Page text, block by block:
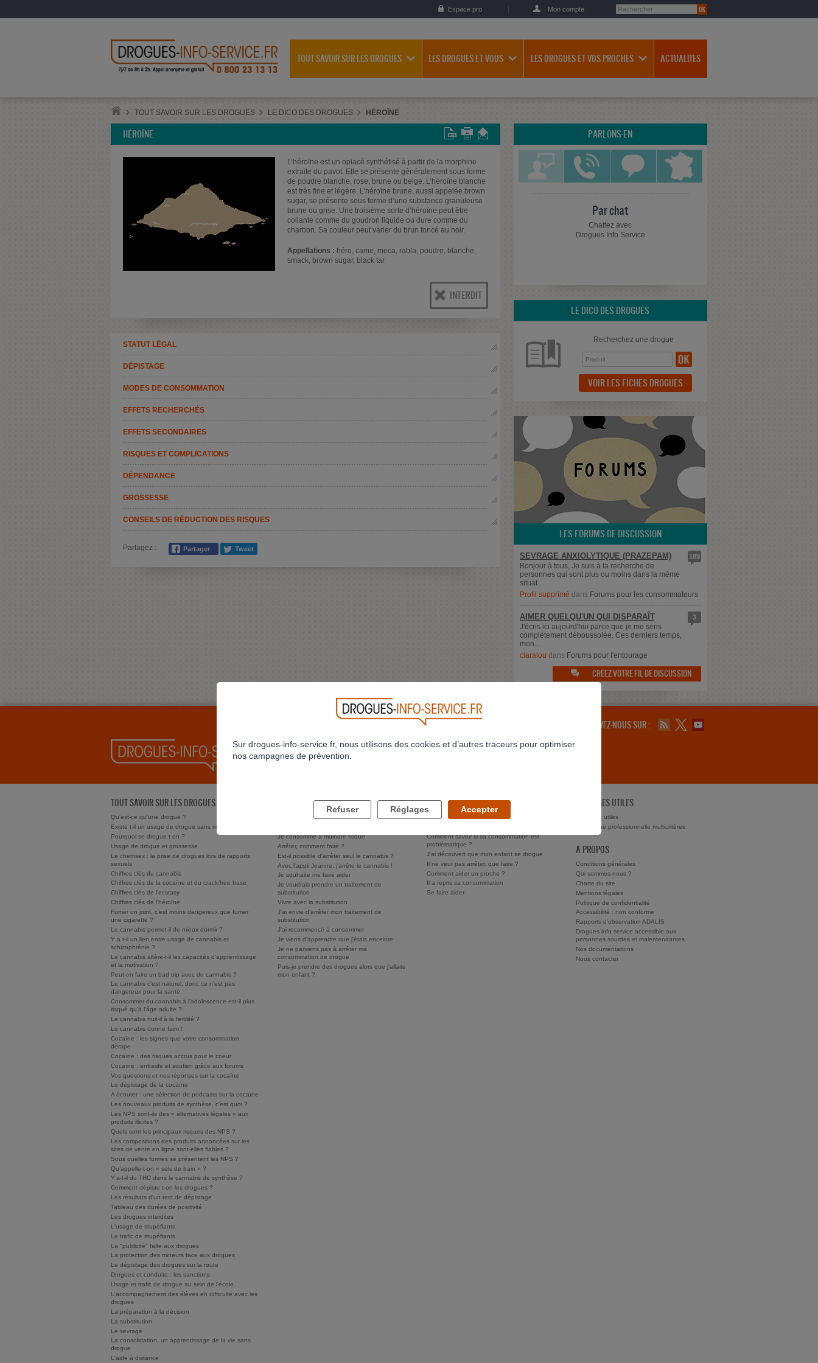
Espace pro Mon compte
TOUT SAVOIR SUR LES DROGUES LES DROGUES ET VOUS LES DROGUES ET VOS PROCHES ACTUALITES
TOUT SAVOIR SUR LES DROGUES LE DICO DES DROGUES HÉROÏNE
HÉROÏNE
L’héroïne est un opiacé synthétisé à partir de la morphine
extraite du pavot. Elle se présente généralement sous forme
de poudre blanche, rose, brune ou beige. L’héroïne blanche
est très fine et légère. L’héroïne brune, aussi appelée brown
sugar, se présente sous forme d’une substance granuleuse
brune ou grise. Une troisième sorte d’héroïne peut être
collante comme du goudron liquide ou dure comme du
charbon. Sa couleur peut varier du brun foncé au noir.
Appellations : héro, came, meca, rabla, poudre, blanche,
smack, brown sugar, black tar
INTERDIT
STATUT LÉGAL
DÉPISTAGE
MODES DE CONSOMMATION
EFFETS RECHERCHÉS
EFFETS SECONDAIRES
RISQUES ET COMPLICATIONS
DÉPENDANCE
GROSSESSE
CONSEILS DE RÉDUCTION DES RISQUES
Partagez :
PARLONS-EN
Par chat
Chattez avec
Drogues Info Service
LE DICO DES DROGUES
Recherchez une drogue
VOIR LES FICHES DROGUES
LES FORUMS DE DISCUSSION
189
SEVRAGE ANXIOLYTIQUE (PRAZEPAM)
Bonjour à tous, Je suis à la recherche de
personnes qui sont plus ou moins dans la même
situat...
Profil supprimé dans Forums pour les consommateurs
3
AIMER QUELQU'UN QUI DISPARAÎT
J'écris ici aujourd'hui parce que je me sens
complètement déboussolée. Ces derniers temps,
mon...
claralou dans Forums pour l'entourage
 CRÉEZ VOTRE FIL DE DISCUSSION
SUIVEZ-NOUS SUR :
TOUT SAVOIR SUR LES DROGUES
Qu'est-ce qu'une drogue ?
Existe t-il un usage de drogue sans risque ?
Pourquoi se drogue t-on ?
Usage de drogue et grossesse
Le chemsex : la prise de drogues lors de rapports
sexuels
Chiffres clés du cannabis
Chiffres clés de la cocaïne et du crack/free base
Chiffres clés de l'ecstasy
Chiffres clés de l'héroïne
Fumer un joint, c’est moins dangereux que fumer
une cigarette ?
Le cannabis permet-il de mieux dormir ?
Y a t-il un lien entre usage de cannabis et
schizophrénie ?
Le cannabis altère-t-il les capacités d'apprentissage
et la motivation ?
Peut-on faire un bad trip avec du cannabis ?
Le cannabis c'est naturel, donc ce n'est pas
dangereux pour la santé
Consommer du cannabis à l’adolescence est-il plus
risqué qu’à l’âge adulte ?
Le cannabis nuit-il à la fertilité ?
Le cannabis donne faim !
Cocaïne : les signes que votre consommation
dérape
Cocaïne : des risques accrus pour le coeur
Cocaïne : entraide et soutien grâce aux forums
Vos questions et nos réponses sur la cocaïne
Le dépistage de la cocaïne
A écouter : une sélection de podcasts sur la cocaïne
Les nouveaux produits de synthèse, c’est quoi ?
Les NPS sont-ils des « alternatives légales » aux
produits illicites ?
Quels sont les principaux risques des NPS ?
Les compositions des produits annoncées sur les
sites de vente en ligne sont-elles fiables ?
Sous quelles formes se présentent les NPS ?
Qu’appelle-t-on « sels de bain » ?
Y’a-t-il du THC dans le cannabis de synthèse ?
Comment dépiste t-on les drogues ?
Les résultats d'un test de dépistage
Tableau des durées de positivité
Les drogues interdites
L'usage de stupéfiants
Le trafic de stupéfiants
La "publicité" faite aux drogues
La protection des mineurs face aux drogues
Le dépistage des drogues sur la route
Drogues et conduite : les sanctions
Usage et trafic de drogue au sein de l'école
L'accompagnement des élèves en difficulté avec les
drogues
La préparation à la décision
La substitution
Le sevrage
La consolidation, un apprentissage de la vie sans
drogue
L'aide à distance
LES DROGUES ET VOUS
Comment savoir si j'ai un problème ?
Je consomme à moindre risque
Arrêter, comment faire ?
Est-il possible d'arrêter seul le cannabis ?
Avec l'appli Jeanne, j'arrête le cannabis !
Je souhaite me faire aider
Je voudrais prendre un traitement de
substitution
Vivre avec la substitution
J'ai envie d'arrêter mon traitement de
substitution
J'ai recommencé à consommer
Je viens d'apprendre que j'étais enceinte
Je ne parviens pas à arrêter ma
consommation de drogue
Puis-je prendre des drogues alors que j'allaite
mon enfant ?
LES DROGUES ET VOS PROCHES
Comment parler des drogues à mes enfants ?
Comment savoir si sa consommation est
problématique ?
J'ai découvert que mon enfant se drogue
Il ne veut pas arrêter, que faire ?
Comment aider un proche ?
Il a repris sa consommation
Se faire aider
ADRESSES UTILES
Adresses utiles
Recherche professionnelle multicritères
À PROPOS
Conditions générales
Qui sommes-nous ?
Charte du site
Mentions légales
Politique de confidentialité
Accessibilité : non conforme
Rapports d'observation ADALIS
Drogues info service accessible aux
personnes sourdes et malentendantes
Nos documentations
Nous contacter
Sur drogues-info-service.fr, nous utilisons des cookies et d’autres traceurs pour optimiser
nos campagnes de prévention.
Refuser Réglages Accepter